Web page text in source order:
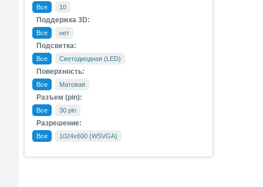
Все 10
Поддержка 3D:
Все нет
Подсветка:
Все Светодиодная (LED)
Поверхность:
Все Матовая
Разъем (pin):
Все 30 pin
Разрешение:
Все 1024х600 (WSVGA)